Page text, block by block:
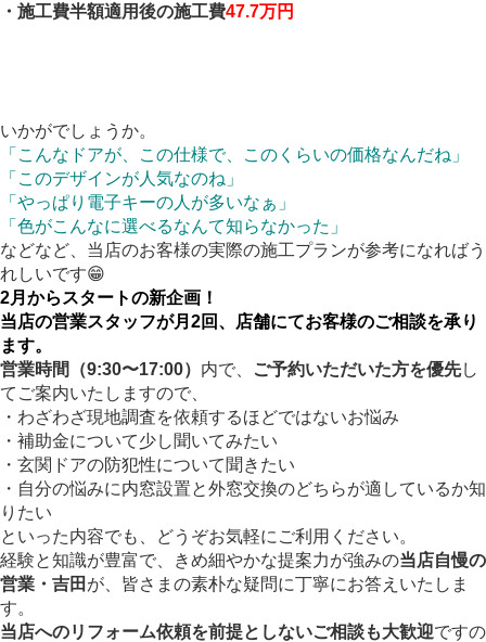
・施工費半額適用後の施工費47.7万円
いかがでしょうか。
「こんなドアが、この仕様で、このくらいの価格なんだね」
「このデザインが人気なのね」
「やっぱり電子キーの人が多いなぁ」
「色がこんなに選べるなんて知らなかった」
などなど、当店のお客様の実際の施工プランが参考になればう
れしいです😁
2月からスタートの新企画！
当店の営業スタッフが月2回 、
店舗にてお客様のご相談を承り
ます。
営業時間（9:30〜17:00） 内で、 ご予約いただいた方を優先し
てご案内いたしますので、
・わざわざ現地調査を依頼するほどではないお悩み
・補助金について少し聞いてみたい
・玄関ドアの防犯性について聞きたい
・自分の悩みに内窓設置と外窓交換のどちらが適しているか知
りたい
といった内容でも、どうぞお気軽にご利用ください。
経験と知識が豊富で、きめ細やかな提案力が強みの当店自慢の
営業・吉田 が、皆さまの素朴な疑問に丁寧にお答えいたしま
す。
当店へのリフォーム依頼を前提としないご相談も大歓迎ですの